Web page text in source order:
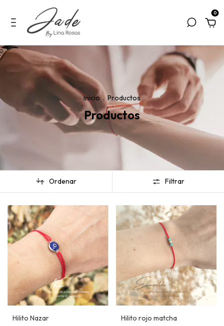
0
Inicio . Productos
Productos
Ordenar Filtrar
Hilito Nazar
Hilito rojo matcha